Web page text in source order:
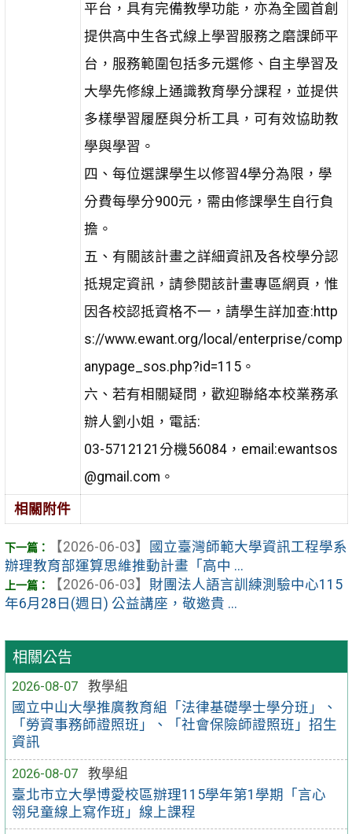
相關公告
2026-08-07
教學組
國立中山大學推廣教育組「法律基礎學士學分班」、
「勞資事務師證照班」、「社會保險師證照班」招生
資訊
2026-08-07
教學組
臺北市立大學博愛校區辦理115學年第1學期「言心
翎兒童線上寫作班」線上課程
平台，具有完備教學功能，亦為全國首創
提供高中生各式線上學習服務之磨課師平
台，服務範圍包括多元選修、自主學習及
大學先修線上通識教育學分課程，並提供
多樣學習履歷與分析工具，可有效協助教
學與學習。
四、每位選課學生以修習4學分為限，學
分費每學分900元，需由修課學生自行負
擔。
五、有關該計畫之詳細資訊及各校學分認
抵規定資訊，請參閱該計畫專區網頁，惟
因各校認抵資格不一，請學生詳加查:http
s://www.ewant.org/local/enterprise/comp
anypage_sos.php?id=115。
六、若有相關疑問，歡迎聯絡本校業務承
辦人劉小姐，電話:
03-5712121分機56084，email:ewantsos
@gmail.com。
相關附件
【2026-06-03】
國立臺灣師範大學資訊工程學系
辦理教育部運算思維推動計畫「高中 ...
【2026-06-03】 財團法人語言訓練測驗中心115
年6月28日(週日) 公益講座，敬邀貴 ...